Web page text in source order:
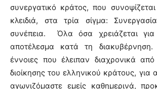
συνεργατικό κράτος, που συνοψίζεται
κλειδιά, στα τρία σίγμα:
συνέπεια. Όλα όσα χρειάζεται
αποτέλεσμα κατά τη διακυβέρνηση.
έννοιες που έλειπαν διαχρονικά
διοίκησης του ελληνικού κράτους, για
αγωνιζόμαστε εμείς καθημερινά,